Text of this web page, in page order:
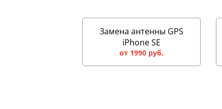
Замена антенны GPS
iPhone SE
от 1990 руб.